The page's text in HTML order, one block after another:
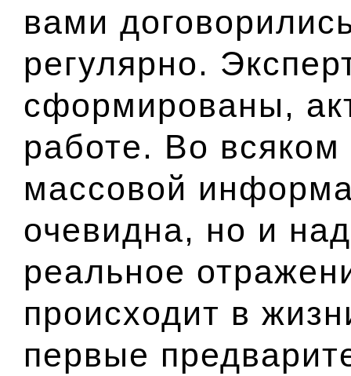
вами
регулярно.
сформированы,
работе. Во всяком
массовой
очевидна, но и
реальное
происходит в
первые